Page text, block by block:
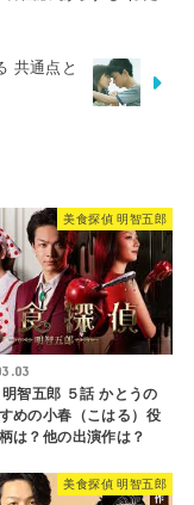
共通点と
美食探偵 明智五郎
智五郎 ５話 かとうの
めの小春（こはる）役
は？他の出演作は？
美食探偵 明智五郎